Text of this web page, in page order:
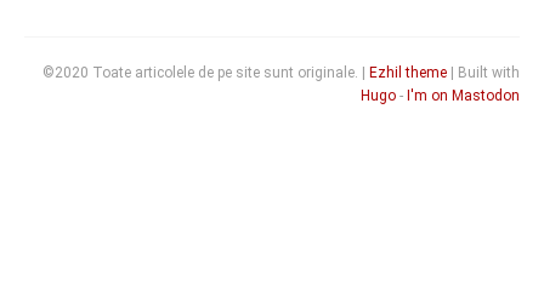
©2020 Toate articolele de pe site sunt originale. | Ezhil theme | Built with
Hugo - I'm on Mastodon